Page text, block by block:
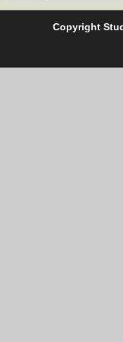
Copyright